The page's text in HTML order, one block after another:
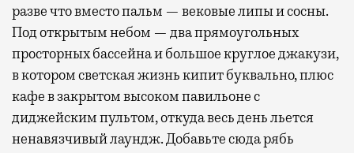
разве что вместо пальм — вековые липы и сосны.
Под открытым небом — два прямоугольных
просторных бассейна и большое круглое джакузи,
в котором светская жизнь кипит буквально, плюс
кафе в закрытом высоком павильоне с
диджейским пультом, откуда весь день льется
ненавязчивый лаундж. Добавьте сюда рябь